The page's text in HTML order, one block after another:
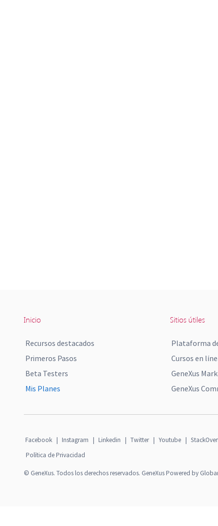
Inicio
Recursos destacados
Primeros Pasos
Beta Testers
Mis Planes
Sitios útiles
Plataforma
Cursos en
GeneXus
GeneXus
Facebook | Instagram | Linkedin | Twitter | Youtube |
Política de Privacidad
© GeneXus. Todos los derechos reservados. GeneXus Powered by